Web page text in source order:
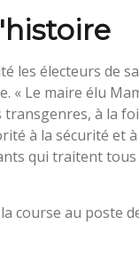
les électeurs de
« Le maire élu
à la
à la sécurité et
qui traitent
course au poste